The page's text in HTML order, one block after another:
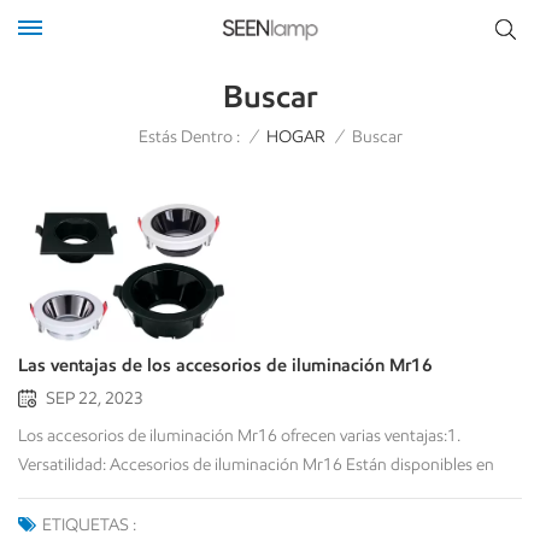
Buscar
Estás Dentro : / HOGAR / Buscar
Las ventajas de los accesorios de iluminación Mr16
SEP 22, 2023
Los accesorios de iluminación Mr16 ofrecen varias ventajas:1.
Versatilidad: Accesorios de iluminación Mr16 Están disponibles en
varios tipos, como tipo empotrado, tipo montado en superficie y tipo
suspensión y tipo montado en riel, tipo ajustable, accesorios de luces
ETIQUETAS :